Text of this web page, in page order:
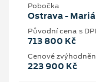
Pobočka
Ostrava -
Původní cena s
713 800 Kč
Cenové
223 900 Kč